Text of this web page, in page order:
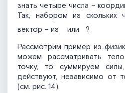
знать четыре числа –
Так, набором из скольких
вектор – из
или
?
Рассмотрим пример из
можем рассматривать
точку, то суммируем
действуют, независимо от
(см. рис. 14).